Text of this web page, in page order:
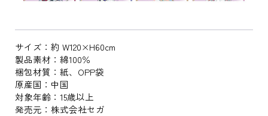
サイズ：約 W120×H60cm
製品素材：綿100％
梱包材質：紙、OPP袋
原産国：中国
対象年齢：15歳以上
発売元：株式会社セガ